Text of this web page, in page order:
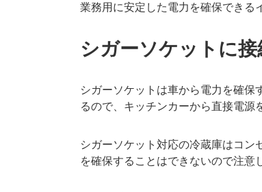
業務用に安定した電力を確保できる
シガーソケットに接
シガーソケットは車から電力を確保
るので、キッチンカーから直接電源
シガーソケット対応の冷蔵庫はコ
を確保することはできないので注意